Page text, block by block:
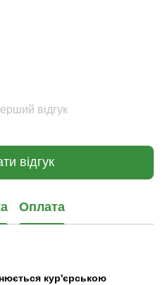
відгук
відгук
Оплата
кур'єрською